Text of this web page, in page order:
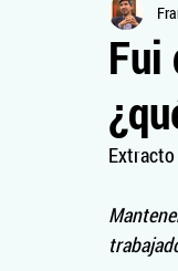
Sin categoría
Fui